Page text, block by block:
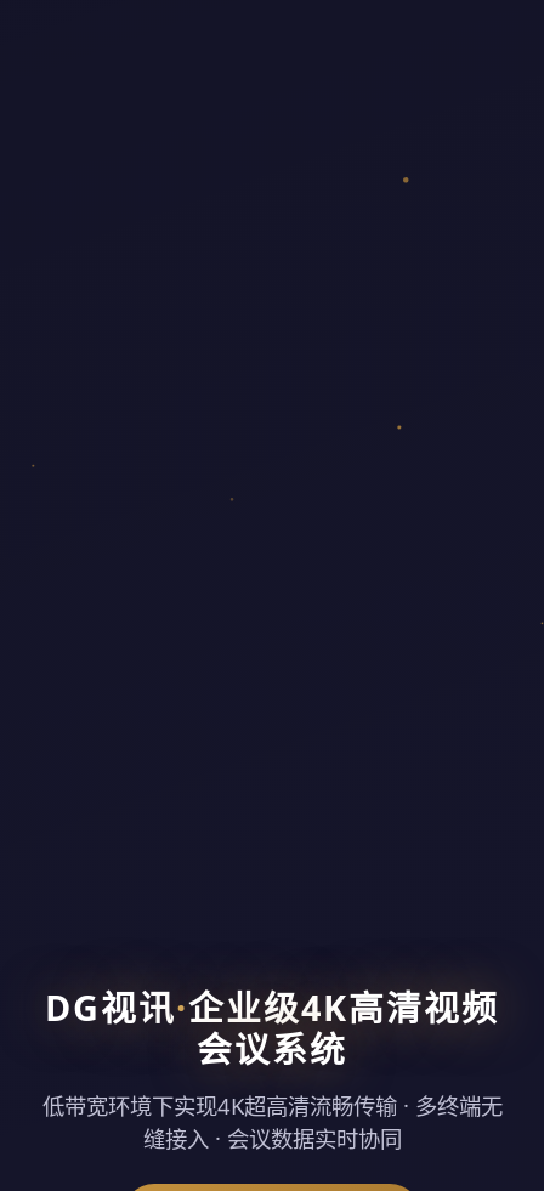
DG视讯·企业级4K高清视频
会议系统
低带宽环境下实现4K超高清流畅传输 · 多终端无
缝接入 · 会议数据实时协同